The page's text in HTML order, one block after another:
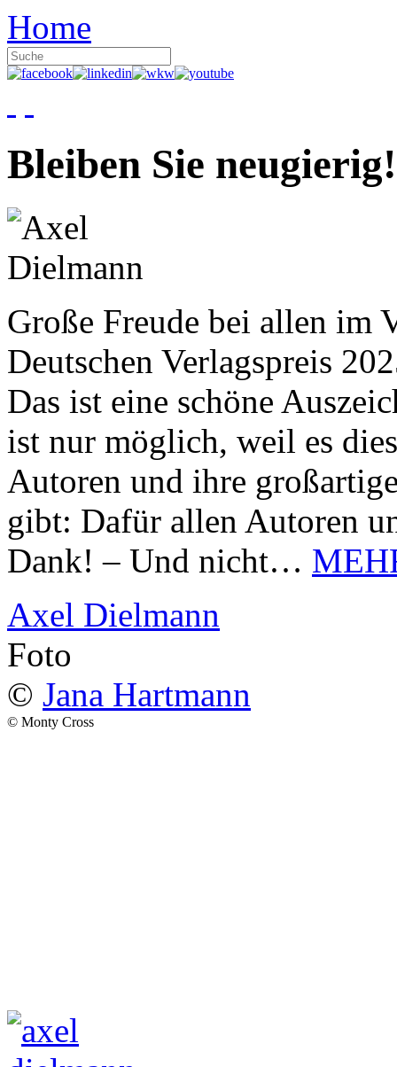
Home
Bleiben Sie neugierig!
Große Freude bei allen im
Deutschen Verlagspreis
Das ist eine schöne
ist nur möglich, weil es
Autoren und ihre
gibt: Dafür allen Autoren
Dank! – Und nicht…
Axel Dielmann
Foto
© Jana Hartmann
© Monty Cross